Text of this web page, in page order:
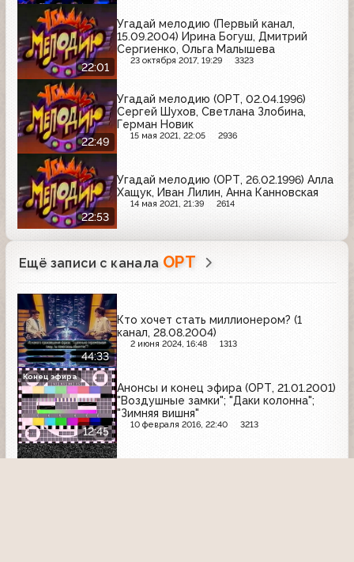
22:01
Угадай мелодию (Первый канал,
15.09.2004) Ирина Богуш, Дмитрий
Сергиенко, Ольга Малышева
23 октября 2017, 19:29 3323
22:49
Угадай мелодию (ОРТ, 02.04.1996)
Сергей Шухов, Светлана Злобина,
Герман Новик
15 мая 2021, 22:05 2936
22:53
Угадай мелодию (ОРТ, 26.02.1996) Алла
Хащук, Иван Лилин, Анна Канновская
14 мая 2021, 21:39 2614
Ещё записи с канала ОРТ
44:33
Кто хочет стать миллионером? (1
канал, 28.08.2004)
2 июня 2024, 16:48 1313
12:45
Анонсы и конец эфира (ОРТ, 21.01.2001)
"Воздушные замки"; "Даки колонна";
"Зимняя вишня"
10 февраля 2016, 22:40 3213
Конец эфира